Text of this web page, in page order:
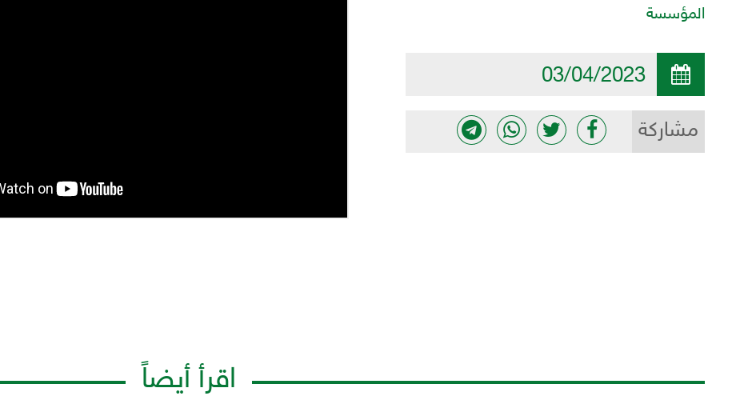
المؤسسة
03/04/2023
مشاركة
اقرأ أيضاً